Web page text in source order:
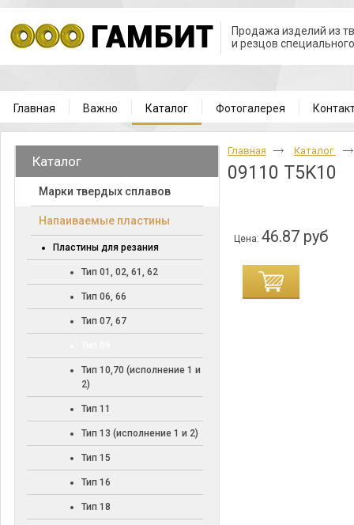
Продажа изделий из
и резцов
Главная Важно Каталог Фотогалерея
Каталог
Марки твердых сплавов
Напаиваемые пластины
Пластины для резания
Тип 01, 02, 61, 62
Тип 06, 66
Тип 07, 67
Тип 10,70 (исполнение 1 и
2)
Тип 11
Тип 13 (исполнение 1 и 2)
Тип 15
Тип 16
Тип 18
Главная Каталог
09110 T5K10
Цена:46.87 руб